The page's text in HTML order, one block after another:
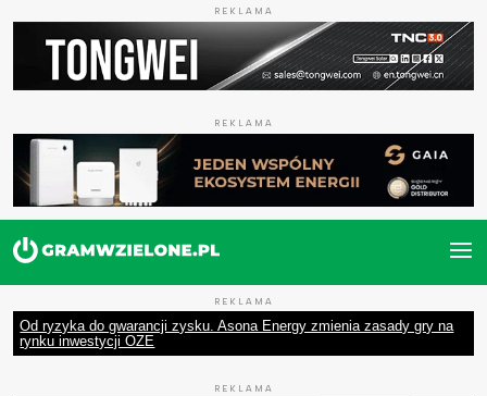
REKLAMA
REKLAMA
REKLAMA
Od ryzyka do gwarancji zysku. Asona Energy zmienia zasady gry na
rynku inwestycji OZE
REKLAMA